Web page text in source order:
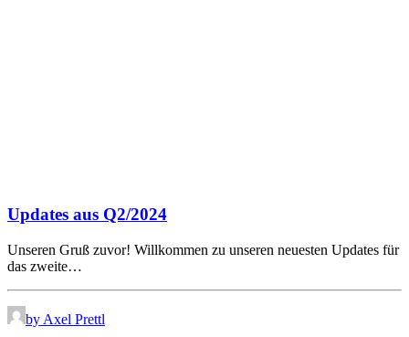
Updates aus Q2/2024
Unseren Gruß zuvor! Willkommen zu unseren neuesten Updates für
das zweite…
by Axel Prettl